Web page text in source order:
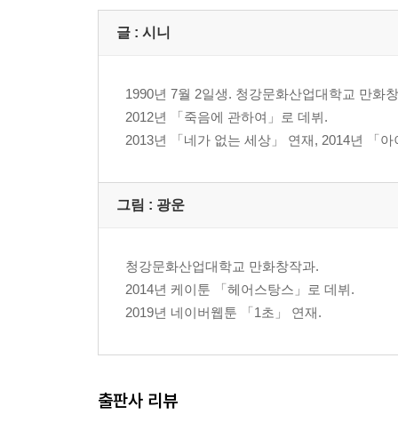
글 : 시니
1990년 7월 2일생. 청강문화산업대학교 만화
2012년 「죽음에 관하여」로 데뷔.
2013년 「네가 없는 세상」 연재, 2014년 「
그림 : 광운
청강문화산업대학교 만화창작과.
2014년 케이툰 「헤어스탕스」로 데뷔.
2019년 네이버웹툰 「1초」 연재.
출판사 리뷰